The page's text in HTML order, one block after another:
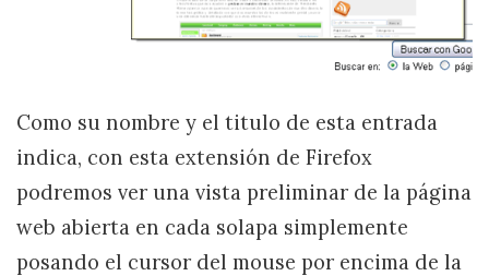
Como su nombre y el titulo de esta entrada
indica, con esta extensión de Firefox
podremos ver una vista preliminar de la página
web abierta en cada solapa simplemente
posando el cursor del mouse por encima de la